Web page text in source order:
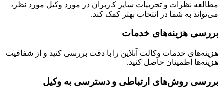
نظرات و تجربیات سایر کاربران در مورد وکیل مورد نظر،
به شما در انتخاب بهتر کمک کند.
هزینه‌های خدمات
خدمات وکالت آنلاین را با دقت بررسی کنید و از شفافیت
اطمینان حاصل کنید.
روش‌های ارتباطی و دسترسی به وکیل